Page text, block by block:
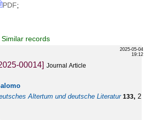
PDF;
Similar records
2025-05-04
19:12
00014] Journal Article
Altertum und deutsche Literatur 133, 2